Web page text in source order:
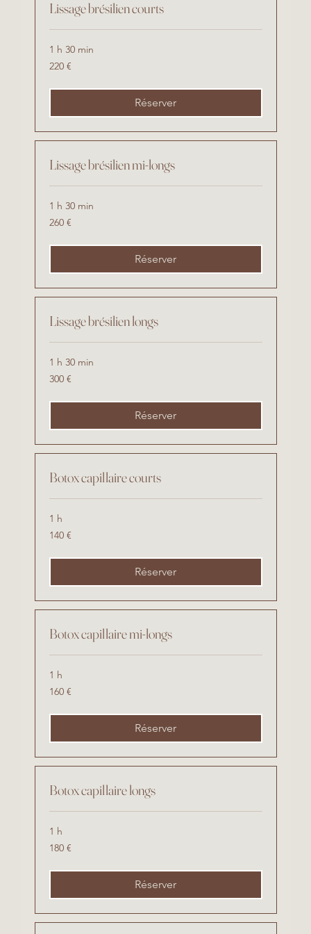
Lissage brésilien courts
1 h 30 min
220
euros
220 €
Réserver
Lissage brésilien mi-longs
1 h 30 min
260
euros
260 €
Réserver
Lissage brésilien longs
1 h 30 min
300
euros
300 €
Réserver
Botox capillaire courts
1 h
140
euros
140 €
Réserver
Botox capillaire mi-longs
1 h
160
euros
160 €
Réserver
Botox capillaire longs
1 h
180
euros
180 €
Réserver